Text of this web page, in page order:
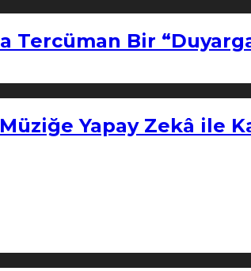
Tercüman Bir
Yapay Zekâ ile